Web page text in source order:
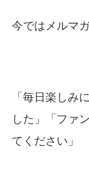
今ではメルマ
「毎日楽しみ
した」「ファ
てください」